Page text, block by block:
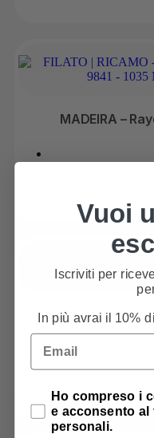
MADEIRA –
MADEIRA –
Vuoi
Iscriviti per
In più avrai il 10%
Email
Privacy Policy
Ho compreso i
e acconsento
personali.